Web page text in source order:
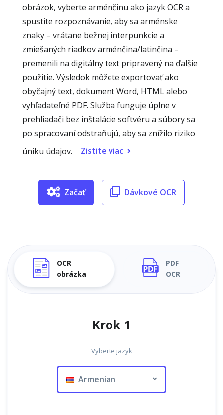
obrázok, vyberte arménčinu ako jazyk OCR a
spustite rozpoznávanie, aby sa arménske
znaky – vrátane bežnej interpunkcie a
zmiešaných riadkov arménčina/latinčina –
premenili na digitálny text pripravený na ďalšie
použitie. Výsledok môžete exportovať ako
obyčajný text, dokument Word, HTML alebo
vyhľadateľné PDF. Služba funguje úplne v
prehliadači bez inštalácie softvéru a súbory sa
po spracovaní odstraňujú, aby sa znížilo riziko
úniku údajov.
Zistite viac
Začať Dávkové OCR
OCR
obrázka
PDF
OCR
Krok 1
Vyberte jazyk
Armenian